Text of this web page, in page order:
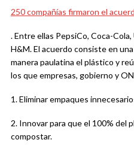
250 compañías firmaron el
. Entre ellas PepsiCo, Coca-
H&M. El acuerdo consiste en
manera paulatina el plástico y
los que empresas, gobierno y
1. Eliminar empaques
2. Innovar para que el 100% del
compostar.